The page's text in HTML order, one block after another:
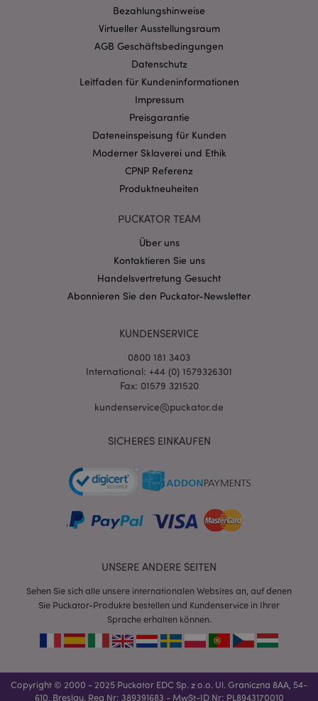
Bezahlungshinweise
Virtueller Ausstellungsraum
AGB Geschäftsbedingungen
Datenschutz
Leitfaden für Kundeninformationen
Impressum
Preisgarantie
Dateneinspeisung für Kunden
Moderner Sklaverei und Ethik
CPNP Referenz
Produktneuheiten
PUCKATOR TEAM
Über uns
Kontaktieren Sie uns
Handelsvertretung Gesucht
Abonnieren Sie den Puckator-Newsletter
KUNDENSERVICE
0800 181 3403
International: +44 (0) 1579326301
Fax: 01579 321520
kundenservice@puckator.de
SICHERES EINKAUFEN
UNSERE ANDERE SEITEN
Sehen Sie sich alle unsere internationalen Websites an, auf denen
Sie Puckator-Produkte bestellen und Kundenservice in Ihrer
Sprache erhalten können.
Copyright © 2000 - 2025 Puckator EDC Sp. z o.o. Ul. Graniczna 8AA, 54-
610, Breslau. Reg Nr: 389391683 - MwSt-ID Nr: PL8943170010
Streng-notwendige-Cookies ermöglichen
Kernfunktionen der Website wie die
Benutzeranmeldung und die Kontoverwaltung.
Ohne unbedingt notwendige cookies kann die
Website nicht richtig genutzt werden.
Name
Domain
CookieScriptConsent
mage-cache-storage-section-
PHPSESSID
PHP.net
mage-messages
www.puckator.de
mage-cache-sessid
www.puckator.de
Datenschutzbestimmungen von Google